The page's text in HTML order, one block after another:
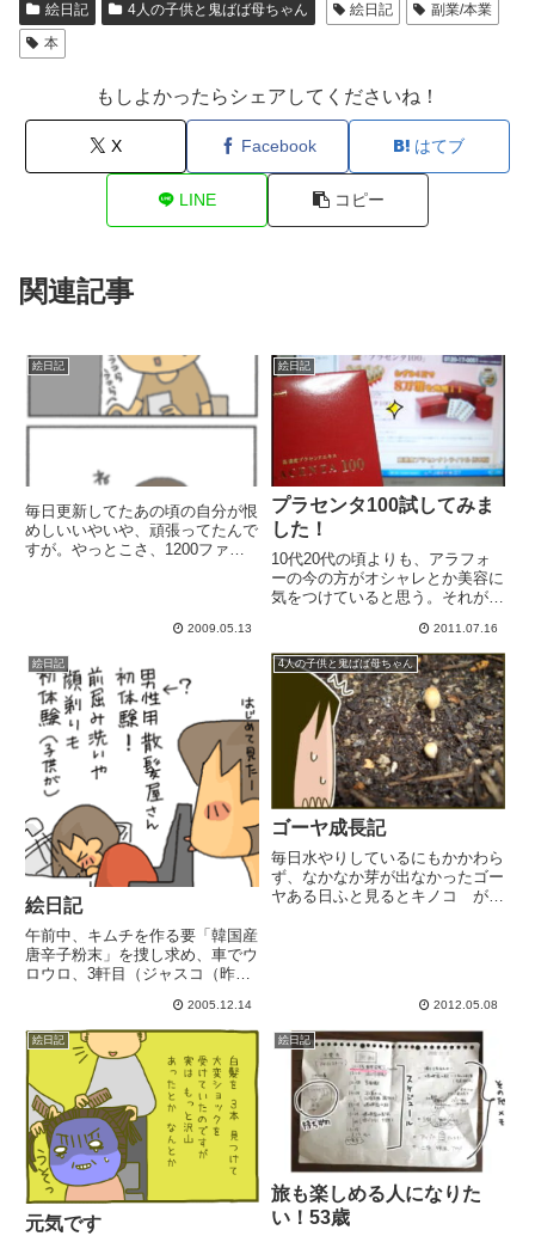
絵日記 4人の子供と鬼ばば母ちゃん 絵日記
副業/本業
本
もしよかったらシェアしてくださいね！
X Facebook はてブ
LINE コピー
関連記事
絵日記
毎日更新してたあの頃の自分が恨
めしいいやいや、頑張ってたんで
すが。やっとこさ、1200ファイ
2009.05.13
絵日記
プラセンタ100試してみま
した！
10代20代の頃よりも、アラフォ
ーの今の方がオシャレとか美容に
気をつけていると思う。それが楽
た！目覚めるの遅いけどいいんだ
い！（*´∀｀）【高濃度プラセン
タ100トライアル(50粒】最近あち
こちで見かけるCMに釣...
2011.07.16
絵日記
絵日記
午前中、キムチを作る要「韓国産
唐辛子粉末」を捜し求め、車でウ
ロウロ、3軒目（ジャスコ（昨
用ショップ）で発見。幼稚園児と
小学生が帰ってきてからずっと気
になってた散髪屋さんに行ってき
た ＜小学生1000円の看板随
分...
2005.12.14
4人の子供と鬼ばば母ちゃん
ゴーヤ成長記
毎日水やりしているにもかかわら
ず、なかなか芽が出なかったゴー
ヤある日ふと見るとキノコ が生
2012.05.08
絵日記
元気です
絵日記
旅も楽しめる人になりた
い！53歳